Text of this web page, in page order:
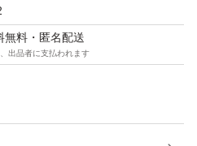
setup へアクセス
ストール → 認証
無料・匿名配送
出品者に支払われます